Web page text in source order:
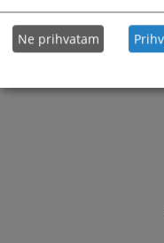
Ne prihvatam